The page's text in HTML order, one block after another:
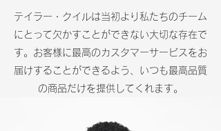
テイラー・クイルは当初より私たちのチーム
にとって欠かすことができない大切な存在で
す。お客様に最高のカスタマーサービスをお
届けすることができるよう、いつも最高品質
の商品だけを提供してくれます。